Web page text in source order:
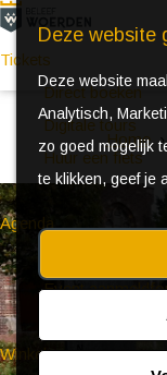
Deze website
Deze website
Analytisch,
zo goed mogelijk
te klikken, geef je
Tickets
Direct boeken
Digitale tours
Huur een fiets
Agenda
Ontdek
Event
Winkelen
Home